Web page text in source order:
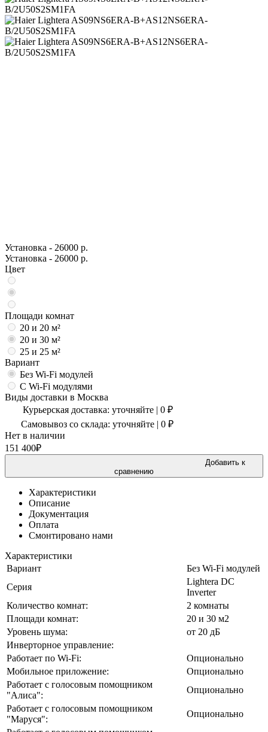
Установка - 26000 р.
Установка - 26000 р.
Цвет
Площади комнат
20 и 20 м²
20 и 30 м²
25 и 25 м²
Вариант
Без Wi-Fi модулей
С Wi-Fi модулями
Виды доставки в Москва
Курьерская доставка: уточняйте | 0 ₽
Самовывоз со склада: уточняйте | 0 ₽
Нет в наличии
151 400₽
Добавить к
сравнению
Характеристики
Описание
Документация
Оплата
Смонтировано нами
Характеристики
Вариант
Без Wi-Fi модулей
Серия
Lightera DC
Inverter
Количество комнат:
2 комнаты
Площади комнат:
20 и 30 м2
Уровень шума:
от 20 дБ
Инверторное управление:
Работает по Wi-Fi:
Опционально
Мобильное приложение:
Опционально
Работает с голосовым помощником
"Алиса":
Опционально
Работает с голосовым помощником
"Маруся":
Опционально